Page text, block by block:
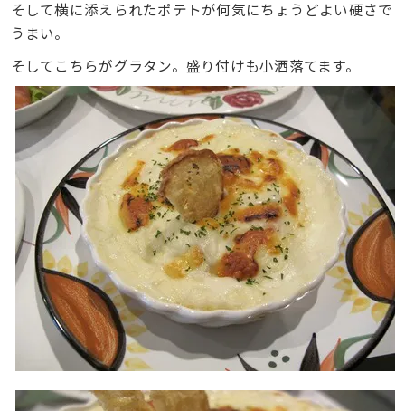
そして横に添えられたポテトが何気にちょうどよい硬さで
うまい。
そしてこちらがグラタン。盛り付けも小洒落てます。